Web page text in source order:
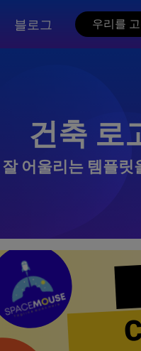
블로그 우리를
건축 로
어울리는 템플릿